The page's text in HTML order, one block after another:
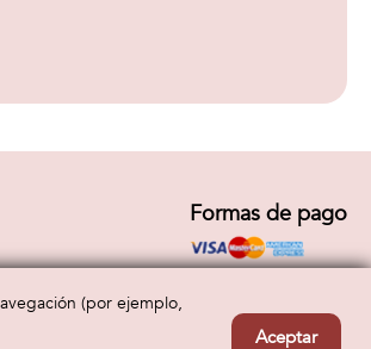
Formas de pago
(por ejemplo,
Aceptar